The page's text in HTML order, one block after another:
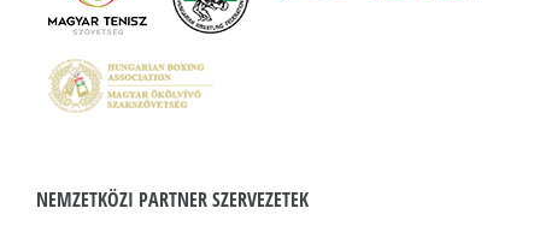
NEMZETKÖZI PARTNER SZERVEZETEK